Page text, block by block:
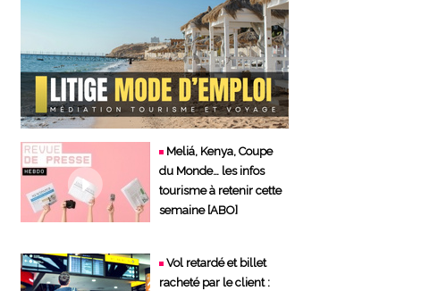
Meliá, Kenya, Coupe
du Monde… les infos
tourisme à retenir cette
semaine [ABO]
Vol retardé et billet
racheté par le client :